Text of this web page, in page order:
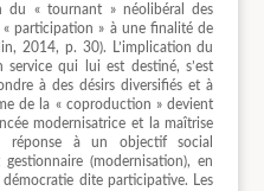
du « tournant » néolibéral des
participation » à une finalité de
2014, p. 30). L’implication du
service qui lui est destiné, s’est
à des désirs diversifiés et à
de la « coproduction » devient
modernisatrice et la maîtrise
à un objectif social
(modernisation), en
dite participative. Les